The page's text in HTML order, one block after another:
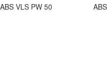
ABS VLS PW 50